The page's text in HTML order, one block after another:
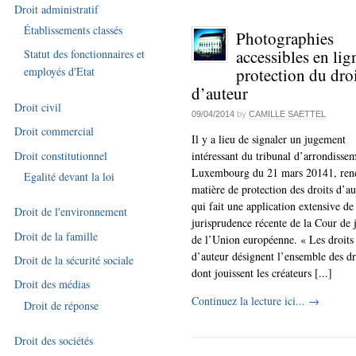
Photographies
accessibles en
protection du
d’auteur
09/04/2014 by CAMILLE SAETTEL
Il y a lieu de signaler un jugement
intéressant du tribunal
Luxembourg du 21 mars 20141,
matière de protection des droits
qui fait une application extensive
jurisprudence récente de la Cour de
de l’Union européenne. « Les droits
d’auteur désignent l’ensemble des
dont jouissent les créateurs [...]
Continuez la lecture ici... →
Droit administratif
Établissements classés
Statut des fonctionnaires et
employés d'Etat
Droit civil
Droit commercial
Droit constitutionnel
Egalité devant la loi
Droit de l'environnement
Droit de la famille
Droit de la sécurité sociale
Droit des médias
Droit de réponse
Droit des sociétés